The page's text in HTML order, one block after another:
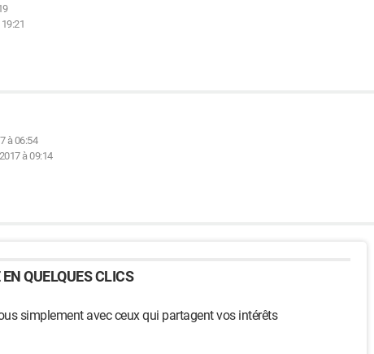
à 06:54
à 09:14
QUELQUES CLICS
simplement avec ceux qui partagent vos intérêts